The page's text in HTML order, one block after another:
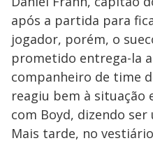
após a partida para
jogador, porém, o
prometido entrega-la
companheiro de time
reagiu bem à situação
com Boyd, dizendo
Mais tarde, no